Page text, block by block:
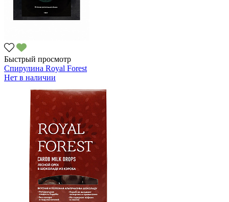
Быстрый просмотр
Спирулина Royal Forest
Нет в наличии